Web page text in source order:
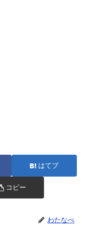
はてブ
コピー
わたなべ